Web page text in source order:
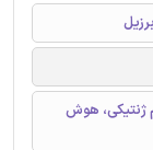
ژنتیکی، هوش